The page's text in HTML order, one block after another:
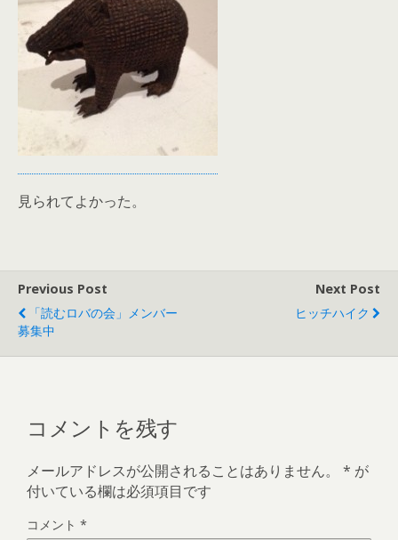
見られてよかった。
Previous Post
「読むロバの会」メンバー
募集中
Next Post
ヒッチハイク
コメントを残す
メールアドレスが公開されることはありません。 * が
付いている欄は必須項目です
コメント *